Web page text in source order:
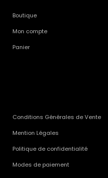
Boutique
Mon compte
Panier
Conditions Générales de Vente
Mention Légales
Politique de confidentialité
Modes de paiement